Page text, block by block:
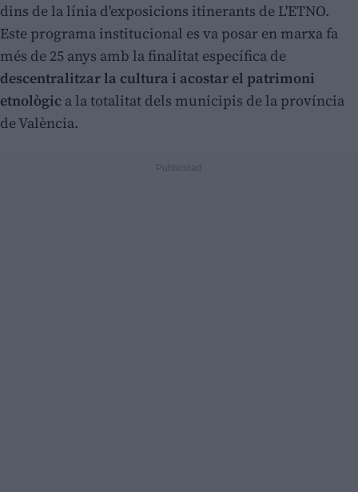
dins de la línia d'exposicions itinerants de L'ETNO.
Este programa institucional es va posar en marxa fa
més de 25 anys amb la finalitat específica de
descentralitzar la cultura i acostar el patrimoni
etnològic a la totalitat dels municipis de la província
de València.